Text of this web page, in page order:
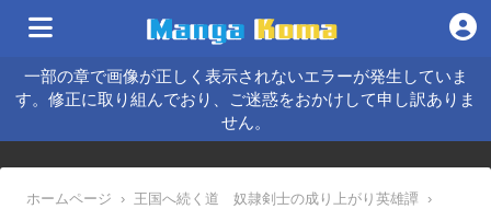
一部の章で画像が正しく表示されないエラーが発生していま
す。修正に取り組んでおり、ご迷惑をおかけして申し訳ありま
せん。
ホームページ › 王国へ続く道 奴隷剣士の成り上がり英雄譚
›